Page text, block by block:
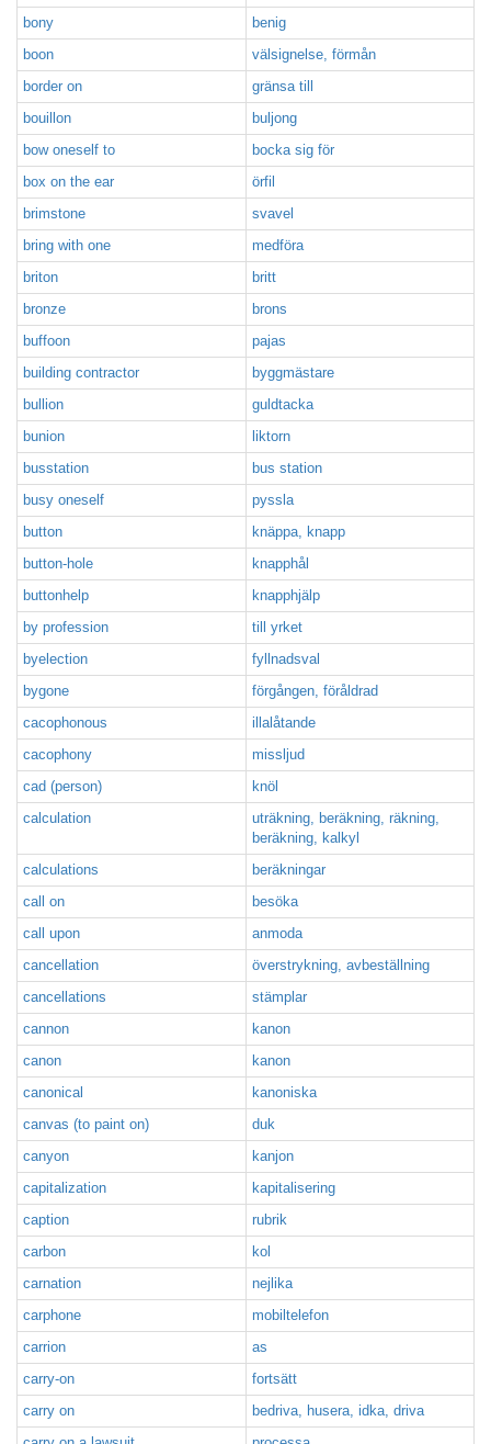
bony
benig
boon
välsignelse, förmån
border on
gränsa till
bouillon
buljong
bow oneself to
bocka sig för
box on the ear
örfil
brimstone
svavel
bring with one
medföra
briton
britt
bronze
brons
buffoon
pajas
building contractor
byggmästare
bullion
guldtacka
bunion
liktorn
busstation
bus station
busy oneself
pyssla
button
knäppa, knapp
button-hole
knapphål
buttonhelp
knapphjälp
by profession
till yrket
byelection
fyllnadsval
bygone
förgången, föråldrad
cacophonous
illalåtande
cacophony
missljud
cad (person)
knöl
calculation
uträkning, beräkning, räkning,
beräkning, kalkyl
calculations
beräkningar
call on
besöka
call upon
anmoda
cancellation
överstrykning, avbeställning
cancellations
stämplar
cannon
kanon
canon
kanon
canonical
kanoniska
canvas (to paint on)
duk
canyon
kanjon
capitalization
kapitalisering
caption
rubrik
carbon
kol
carnation
nejlika
carphone
mobiltelefon
carrion
as
carry-on
fortsätt
carry on
bedriva, husera, idka, driva